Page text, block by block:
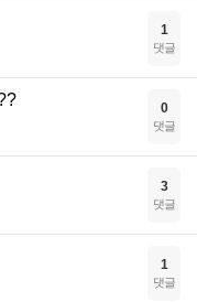
1
댓글
0
댓글
3
댓글
1
댓글